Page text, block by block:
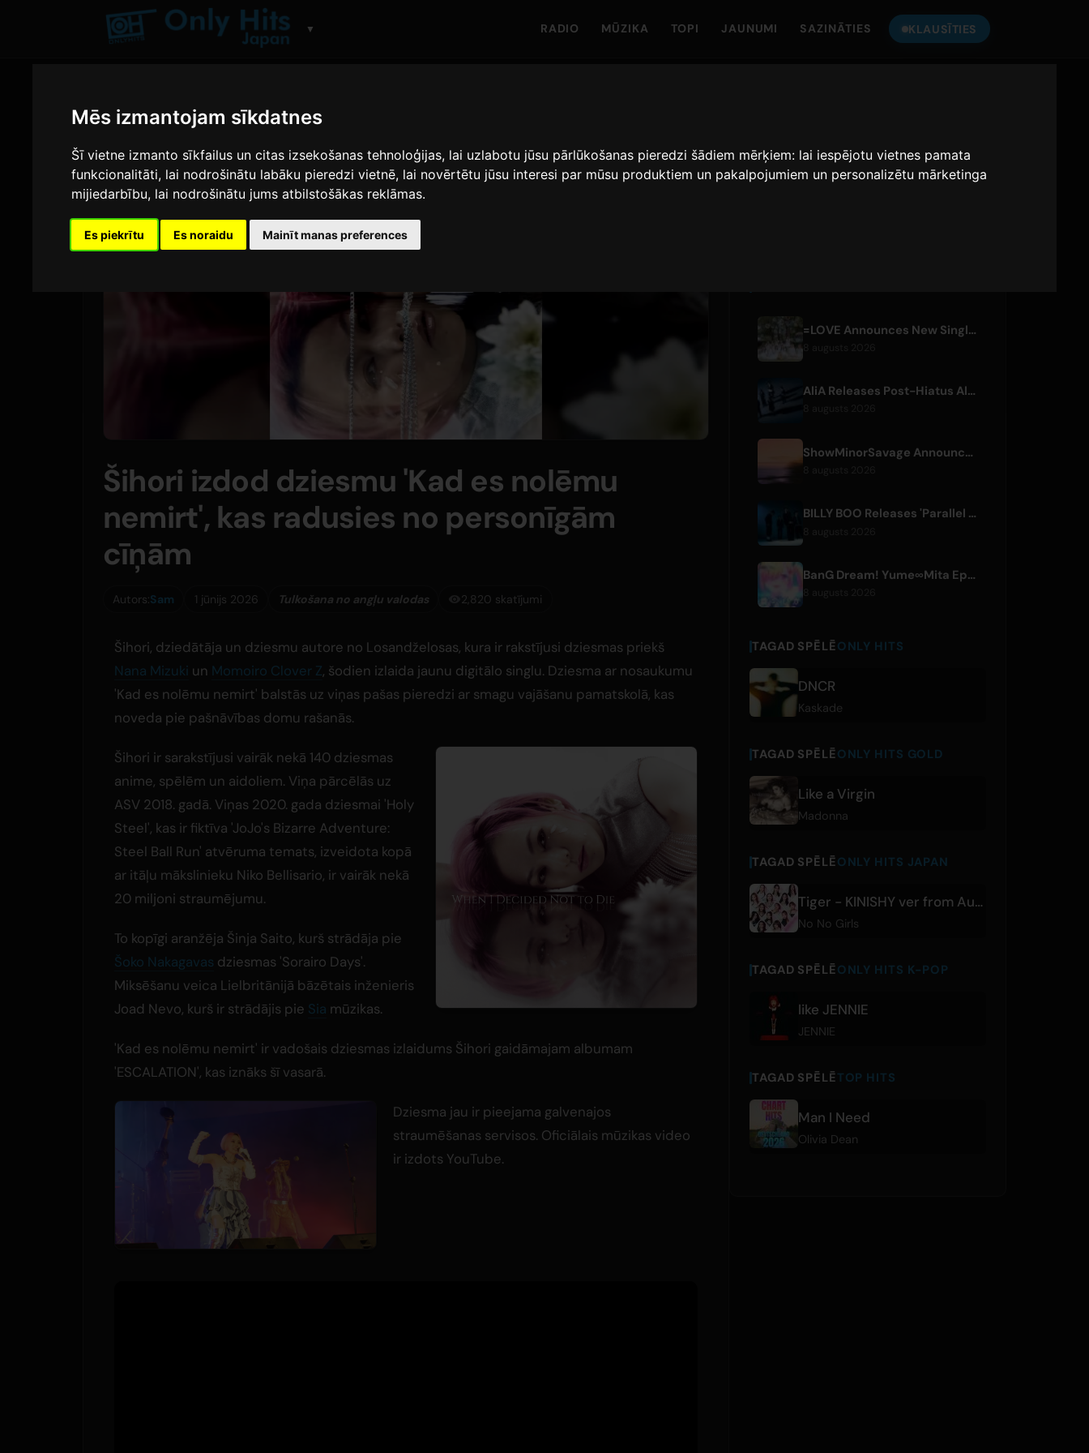
Mēs izmantojam sīkdatnes
Šī vietne izmanto sīkfailus un citas izsekošanas tehnoloģijas, lai uzlabotu jūsu pārlūkošanas pieredzi šādiem mērķiem: lai iespējotu vietnes pamata
funkcionalitāti, lai nodrošinātu labāku pieredzi vietnē, lai novērtētu jūsu interesi par mūsu produktiem un pakalpojumiem un personalizētu mārketinga
mijiedarbību, lai nodrošinātu jums atbilstošākas reklāmas.
Es piekrītu Es noraidu Mainīt manas preferences
▼ RADIO MŪZIKA TOPI JAUNUMI SAZINĀTIES KLAUSĪTIES
Šihori izdod dziesmu 'Kad es nolēmu
nemirt', kas radusies no personīgām
cīņām
Autors:Sam 1 jūnijs 2026 Tulkošana no angļu valodas 2,820 skatījumi
Šihori, dziedātāja un dziesmu autore no Losandželosas, kura ir rakstījusi dziesmas priekš
Nana Mizuki un Momoiro Clover Z, šodien izlaida jaunu digitālo singlu. Dziesma ar nosaukumu
'Kad es nolēmu nemirt' balstās uz viņas pašas pieredzi ar smagu vajāšanu pamatskolā, kas
noveda pie pašnāvības domu rašanās.
Šihori ir sarakstījusi vairāk nekā 140 dziesmas
anime, spēlēm un aidoliem. Viņa pārcēlās uz
ASV 2018. gadā. Viņas 2020. gada dziesmai 'Holy
Steel', kas ir fiktīva 'JoJo's Bizarre Adventure:
Steel Ball Run' atvēruma temats, izveidota kopā
ar itāļu mākslinieku Niko Bellisario, ir vairāk nekā
20 miljoni straumējumu.
To kopīgi aranžēja Šinja Saito, kurš strādāja pie
Šoko Nakagavas dziesmas 'Sorairo Days'.
Miksēšanu veica Lielbritānijā bāzētais inženieris
Joad Nevo, kurš ir strādājis pie Sia mūzikas.
'Kad es nolēmu nemirt' ir vadošais dziesmas izlaidums Šihori gaidāmajam albumam
'ESCALATION', kas iznāks šī vasarā.
Dziesma jau ir pieejama galvenajos
straumēšanas servisos. Oficiālais mūzikas video
ir izdots YouTube.
Only Hits Japan
=LOVE Announces New Single 'Koi, Hajimemashita.' and Tokyo Dome Concerts
8 augusts 2026
AliA Releases Post-Hiatus Album 'mate', Announces Tokyo Live
ShowMinorSavage Announces New Digital Single 'Gradation'
BILLY BOO Releases 'Parallel Night-EP' Featuring TV Drama Theme Song
BanG Dream! Yume∞Mita Episode 8 Live Clip Released
TAGAD SPĒLĒONLY HITS
DNCR
Kaskade
TAGAD SPĒLĒONLY HITS GOLD
Like a Virgin
Madonna
TAGAD SPĒLĒONLY HITS JAPAN
Tiger - KINISHY ver from Audition 'No No Girls'
No No Girls
TAGAD SPĒLĒONLY HITS K-POP
like JENNIE
JENNIE
TAGAD SPĒLĒTOP HITS
Man I Need
Olivia Dean